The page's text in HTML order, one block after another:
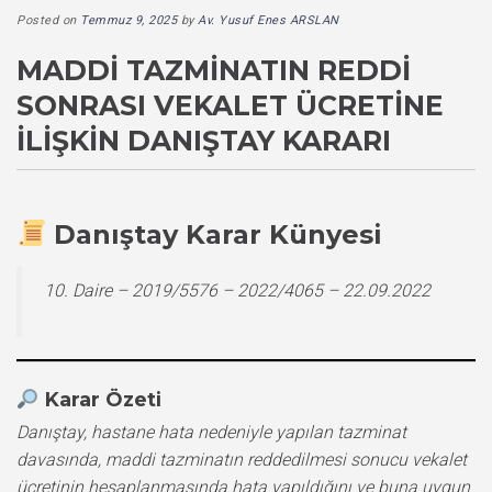
Posted on Temmuz 9, 2025byAv. Yusuf Enes ARSLAN
MADDI TAZMINATIN REDDI
SONRASI VEKALET ÜCRETINE
İLIŞKIN DANIŞTAY KARARI
Danıştay Karar Künyesi
10. Daire – 2019/5576 – 2022/4065 – 22.09.2022
Karar Özeti
Danıştay, hastane hata nedeniyle yapılan tazminat
davasında, maddi tazminatın reddedilmesi sonucu vekalet
ücretinin hesaplanmasında hata yapıldığını ve buna uygun